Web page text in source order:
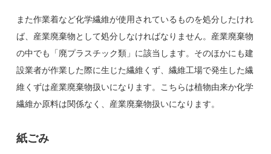
また作業着など化学繊維が使用されているものを処分したけれ
ば、産業廃棄物として処分しなければなりません。産業廃棄物
の中でも「廃プラスチック類」に該当します。そのほかにも建
設業者が作業した際に生じた繊維くず、繊維工場で発生した繊
維くずは産業廃棄物扱いになります。こちらは植物由来か化学
繊維か原料は関係なく、産業廃棄物扱いになります。
紙ごみ